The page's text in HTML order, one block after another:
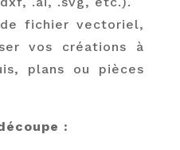
de fichier vectoriel,
vos créations à
plans ou pièces
: